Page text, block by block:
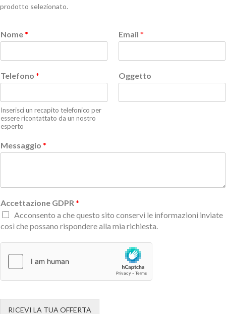
prodotto selezionato.
Nome* Email *
Telefono *
Inserisci un recapito telefonico per
essere ricontattato da un nostro
esperto
Oggetto
Messaggio *
Accettazione GDPR *
Acconsento a che questo sito conservi le informazioni inviate
così che possano rispondere alla mia richiesta.
RICEVI LA TUA OFFERTA